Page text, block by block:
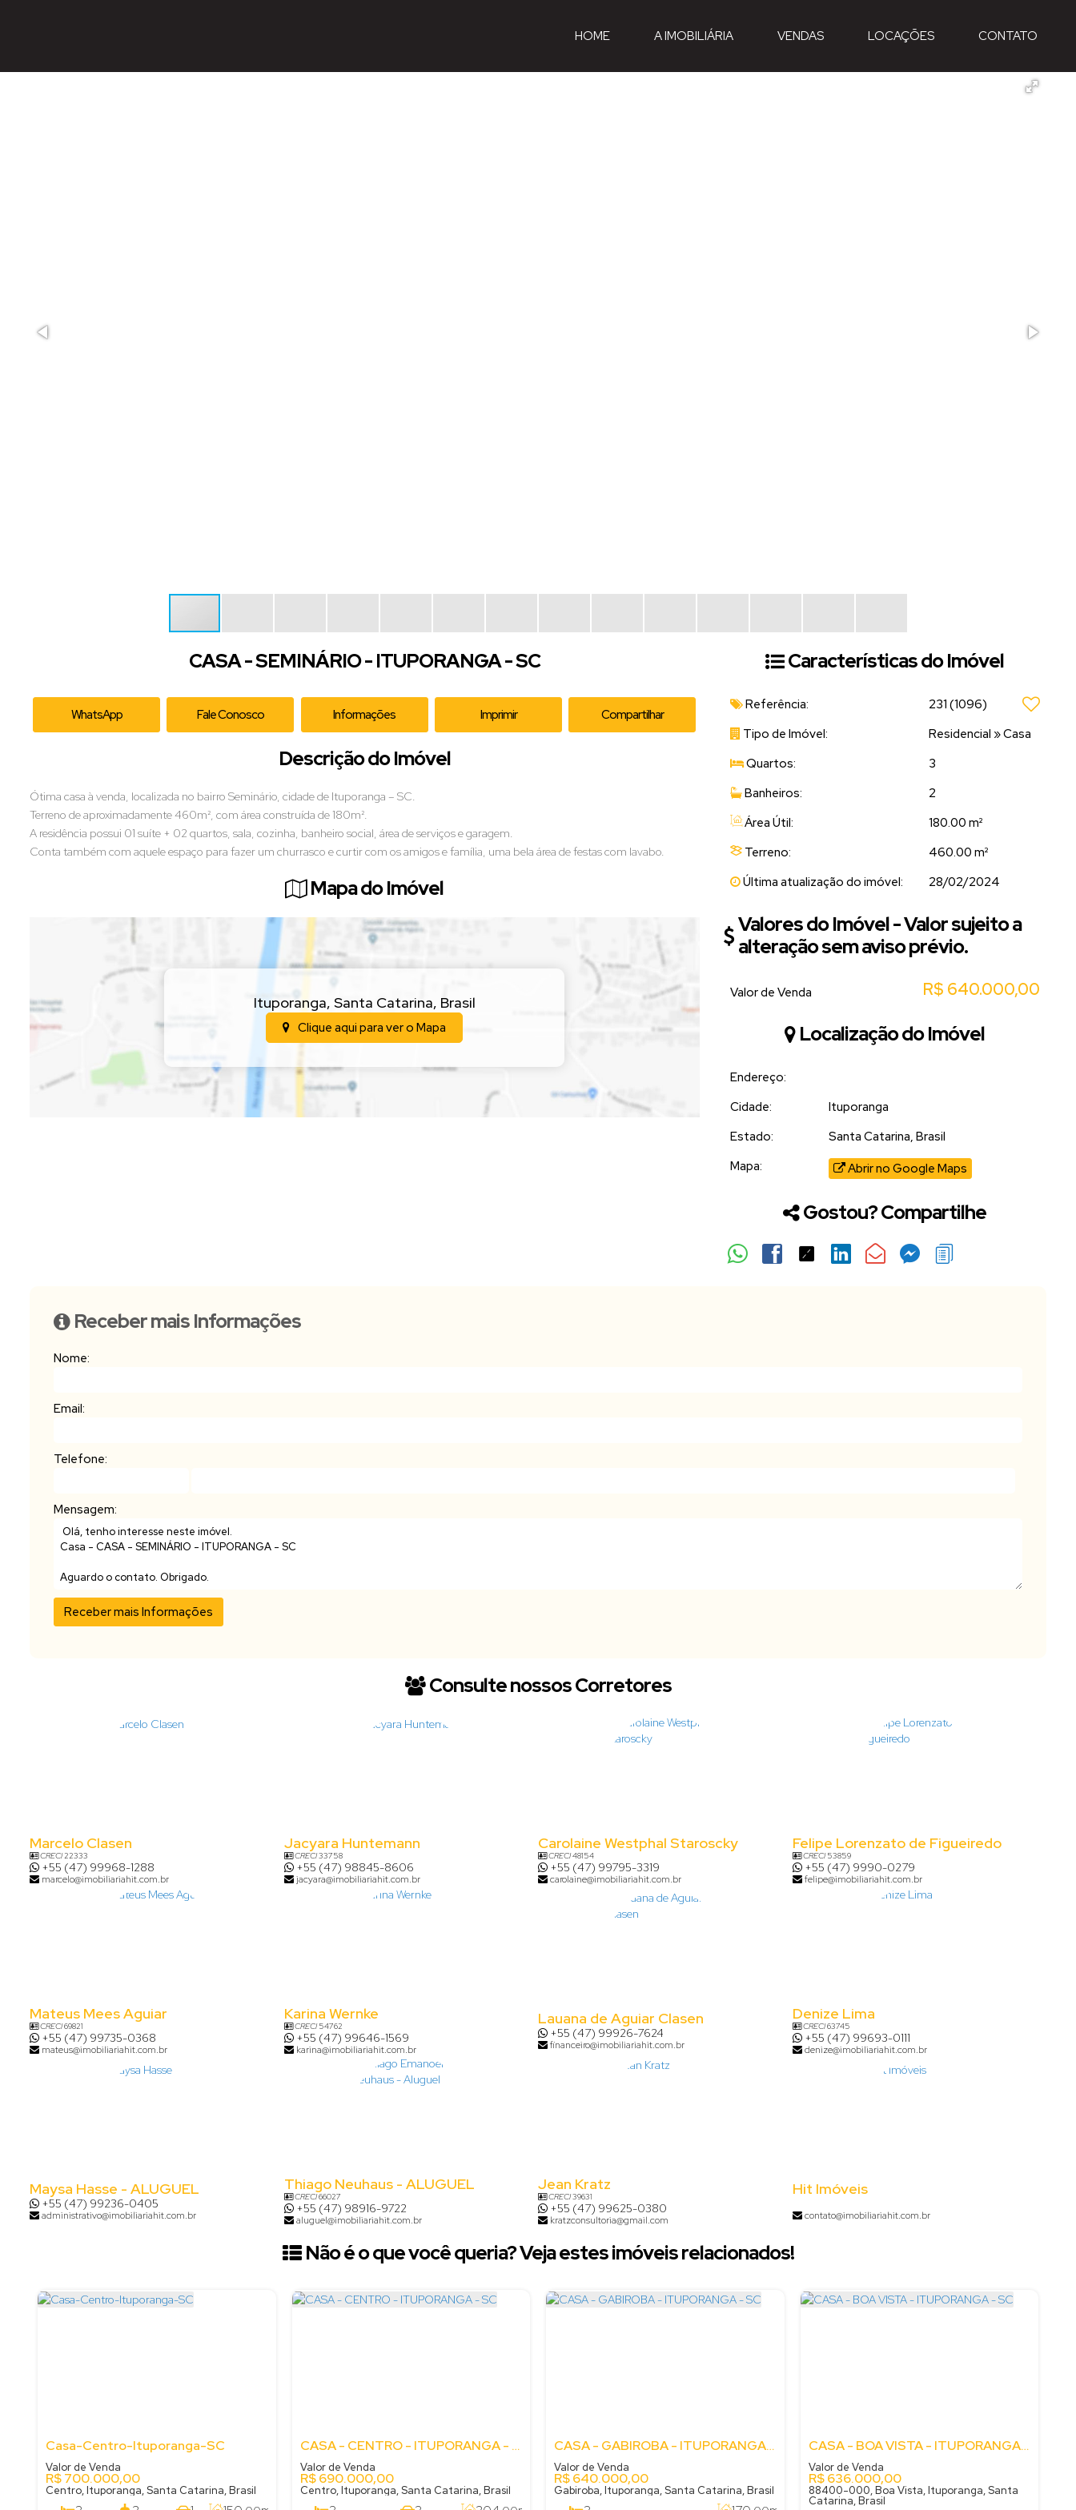
CONTATO
LOCAÇÕES
VENDAS
A IMOBILIÁRIA
HOME
CASA - SEMINÁRIO - ITUPORANGA - SC
WhatsApp Fale Conosco Informações Imprimir Compartilhar
Descrição do Imóvel
Ótima casa à venda, localizada no bairro Seminário, cidade de Ituporanga – SC.
Terreno de aproximadamente 460m², com área construída de 180m².
A residência possui 01 suíte + 02 quartos, sala, cozinha, banheiro social, área de serviços e garagem.
Conta também com aquele espaço para fazer um churrasco e curtir com os amigos e família, uma bela área de festas com lavabo.
Mapa do Imóvel
Ituporanga, Santa Catarina, Brasil
Clique aqui para ver o Mapa
Características do Imóvel
Referência: 231 (1096)
Tipo de Imóvel:
Residencial »Casa
Quartos:
3
Banheiros:
2
Área Útil:
180.00 m²
Terreno:
460.00 m²
Última atualização do imóvel:
28/02/2024
Valores do Imóvel - Valor sujeito a
alteração sem aviso prévio.
R$ 640.000,00
Valor de Venda
Localização do Imóvel
Endereço:
Cidade:
Ituporanga
Estado:
Santa Catarina, Brasil
Mapa:
Abrir no Google Maps
Gostou? Compartilhe
Receber mais Informações
Nome:
Email:
Telefone:
Mensagem:
Consulte nossos Corretores
Marcelo Clasen
CRECI22333
+55 (47) 99968-1288
marcelo@imobiliariahit.com.br
Jacyara Huntemann
CRECI33758
+55 (47) 98845-8606
jacyara@imobiliariahit.com.br
Carolaine Westphal Staroscky
CRECI48154
+55 (47) 99795-3319
carolaine@imobiliariahit.com.br
Felipe Lorenzato de Figueiredo
CRECI53859
+55 (47) 9990-0279
felipe@imobiliariahit.com.br
Mateus Mees Aguiar
CRECI69821
+55 (47) 99735-0368
mateus@imobiliariahit.com.br
Karina Wernke
CRECI54762
+55 (47) 99646-1569
karina@imobiliariahit.com.br
Lauana de Aguiar Clasen
+55 (47) 99926-7624
financeiro@imobiliariahit.com.br
Denize Lima
CRECI63745
+55 (47) 99693-0111
denize@imobiliariahit.com.br
Maysa Hasse - ALUGUEL
+55 (47) 99236-0405
administrativo@imobiliariahit.com.br
Thiago Neuhaus - ALUGUEL
CRECI66027
+55 (47) 98916-9722
aluguel@imobiliariahit.com.br
Jean Kratz
CRECI39631
+55 (47) 99625-0380
kratzconsultoria@gmail.com
Hit Imóveis
contato@imobiliariahit.com.br
Não é o que você queria? Veja estes imóveis relacionados!
Casa-Centro-Ituporanga-SC
R$700.000,00
Valor de Venda
Centro, Ituporanga, Santa Catarina, Brasil
CASA - CENTRO - ITUPORANGA - SC
R$690.000,00
Valor de Venda
Centro, Ituporanga, Santa Catarina, Brasil
CASA - GABIROBA - ITUPORANGA - SC
R$640.000,00
Valor de Venda
Gabiroba, Ituporanga, Santa Catarina, Brasil
CASA - BOA VISTA - ITUPORANGA - SC
R$636.000,00
Valor de Venda
88400-000, Boa Vista, Ituporanga, Santa
Catarina, Brasil